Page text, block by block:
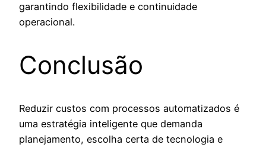
garantindo flexibilidade e continuidade
operacional.
Conclusão
Reduzir custos com processos automatizados é
uma estratégia inteligente que demanda
planejamento, escolha certa de tecnologia e